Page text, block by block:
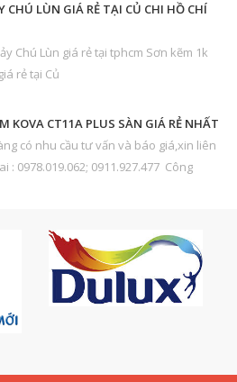
CHÚ LÙN GIÁ RẺ TẠI CỦ CHI HỒ CHÍ
Chú Lùn giá rẻ tại tphcm Sơn kẽm 1k
rẻ tại Củ
KOVA CT11A PLUS SÀN GIÁ RẺ NHẤT
có nhu cầu tư vấn và báo giá,xin liên
: 0978.019.062; 0911.927.477 Công